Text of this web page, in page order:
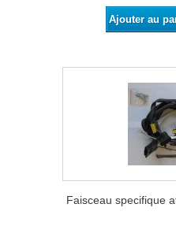
Ajouter au
Faisceau specifique